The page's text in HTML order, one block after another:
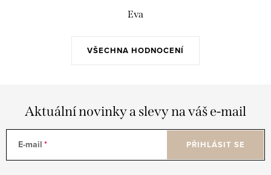
VŠECHNA HODNOCENÍ
Eva
Aktuální novinky a slevy na váš e-mail
E-mail PŘIHLÁSIT SE